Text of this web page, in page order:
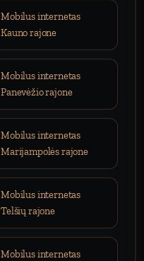
Mobilus internetas
Kauno rajone
Mobilus internetas
Panevėžio rajone
Mobilus internetas
Marijampolės rajone
Mobilus internetas
Telšių rajone
Mobilus internetas